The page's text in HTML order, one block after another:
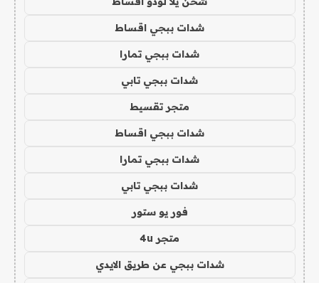
شدات ببجي اقساط
شدات ببجي تمارا
شدات ببجي تابي
متجر تقسيط
شدات ببجي اقساط
شدات ببجي تمارا
شدات ببجي تابي
فور يو ستور
متجر 4u
شدات ببجي عن طريق الايدي